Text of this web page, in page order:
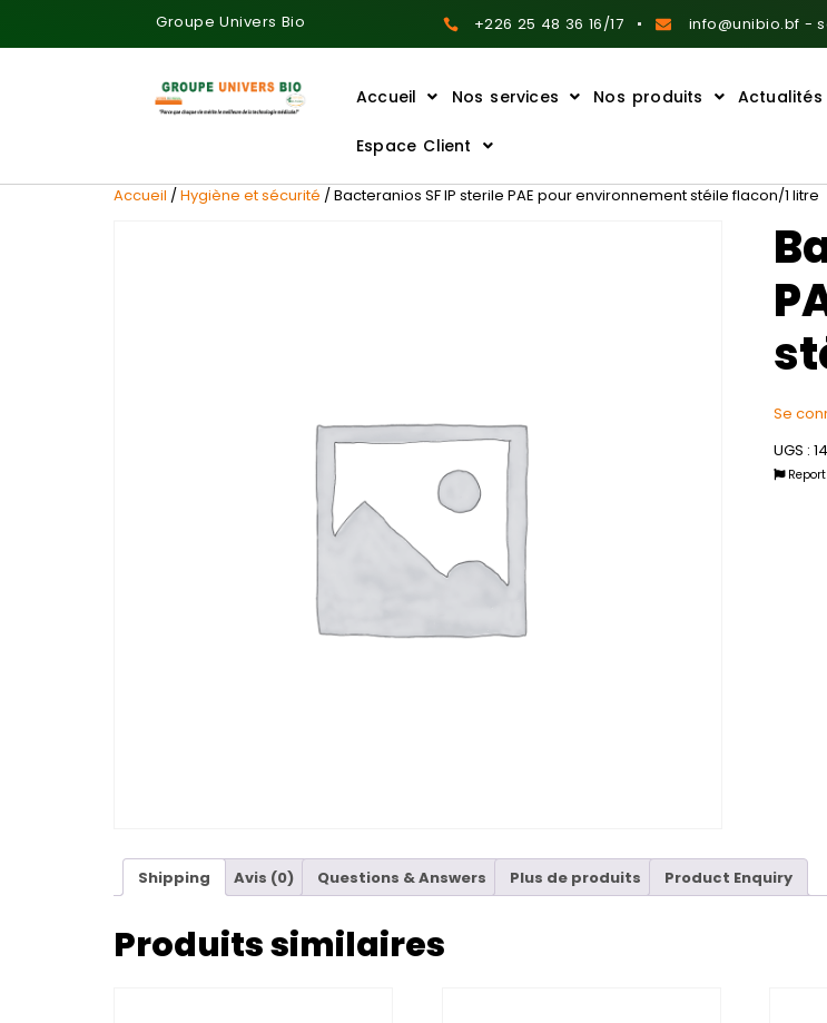
Groupe Univers Bio +226 25 48 36 16/17 info@unibio.bf -
Accueil Nos services Nos produits Actualités
Espace Client
Accueil /Hygiène et sécurité / Bacteranios SF IP sterile PAE pour environnement stéile flacon/1 litre
Se
UGS :
Shipping Avis (0) Questions & Answers Plus de produits Product Enquiry
Produits similaires